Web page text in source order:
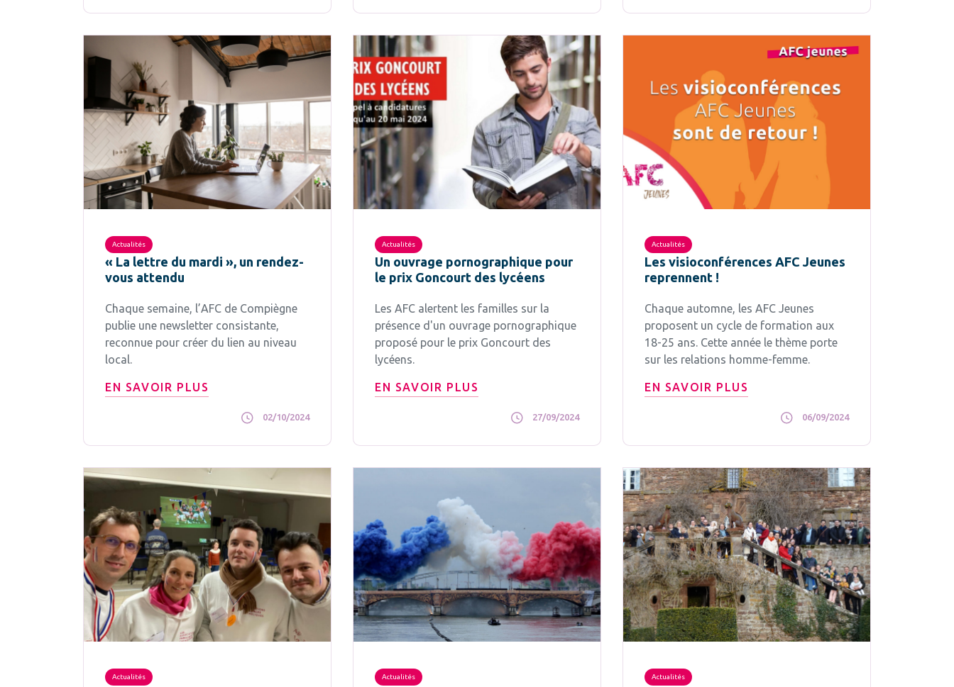
Actualités
« La lettre du mardi », un rendez-
vous attendu
Chaque semaine, l’AFC de Compiègne
publie une newsletter consistante,
reconnue pour créer du lien au niveau
local.
EN SAVOIR PLUS
02/10/2024
Actualités
Un ouvrage pornographique pour
le prix Goncourt des lycéens
Les AFC alertent les familles sur la
présence d'un ouvrage pornographique
proposé pour le prix Goncourt des
lycéens.
EN SAVOIR PLUS
27/09/2024
Actualités
Les visioconférences AFC Jeunes
reprennent !
Chaque automne, les AFC Jeunes
proposent un cycle de formation aux
18-25 ans. Cette année le thème porte
sur les relations homme-femme.
EN SAVOIR PLUS
06/09/2024
Actualités Actualités Actualités